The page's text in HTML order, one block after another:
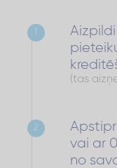
(tas
2
vai ar
no